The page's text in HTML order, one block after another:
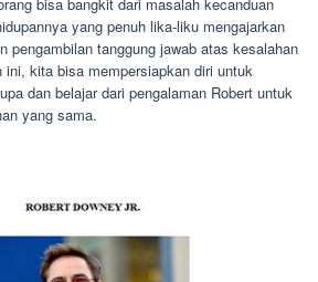
bisa bangkit dari masalah kecanduan
yang penuh lika-liku mengajarkan
pengambilan tanggung jawab atas kesalahan
kita bisa mempersiapkan diri untuk
dan belajar dari pengalaman Robert untuk
yang sama.